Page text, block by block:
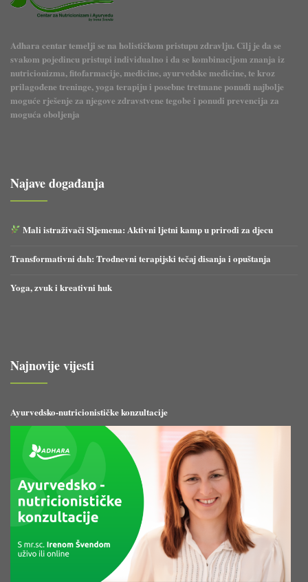
Adhara centar temelji se na holističkom pristupu zdravlju. Cilj je da se
svakom pojedincu pristupi individualno i da se kombinacijom znanja iz
nutricionizma, fitofarmacije, medicine, ayurvedske medicine, te kroz
prilagođene treninge, yoga terapiju i posebne tretmane ponudi najbolje
moguće rješenje za njegove zdravstvene tegobe i ponudi prevencija za
moguća oboljenja
Najave događanja
Mali istraživači Sljemena: Aktivni ljetni kamp u prirodi za djecu
Transformativni dah: Trodnevni terapijski tečaj disanja i opuštanja
Yoga, zvuk i kreativni huk
Najnovije vijesti
Ayurvedsko-nutricionističke konzultacije